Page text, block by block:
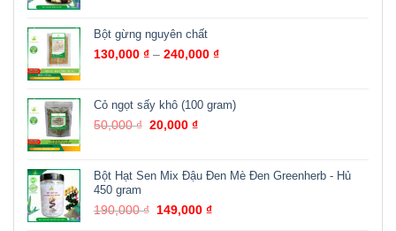
Bột gừng nguyên chất
130,000 ₫ – 240,000 ₫
Cỏ ngọt sấy khô (100 gram)
50,000₫ 20,000₫
Bột Hạt Sen Mix Đậu Đen Mè Đen Greenherb - Hủ
450 gram
190,000₫ 149,000₫